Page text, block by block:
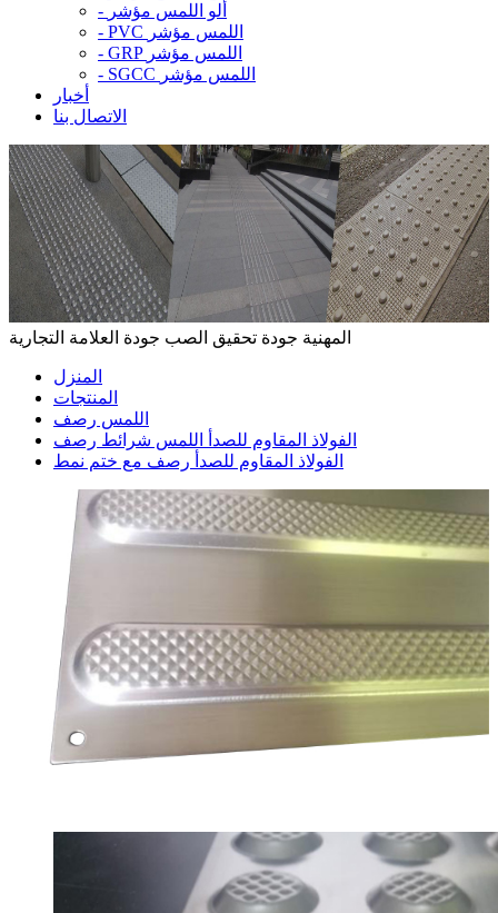
- ألو اللمس مؤشر
-
PVC اللمس مؤشر
-
GRP اللمس مؤشر
-
SGCC اللمس مؤشر
أخبار
الاتصال بنا
المهنية جودة تحقيق الصب جودة العلامة التجارية
المنزل
المنتجات
اللمس رصف
الفولاذ المقاوم للصدأ اللمس شرائط رصف
الفولاذ المقاوم للصدأ رصف مع ختم نمط